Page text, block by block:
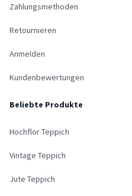
Zahlungsmethoden
Retournieren
Anmelden
Kundenbewertungen
Beliebte Produkte
Hochflor Teppich
Vintage Teppich
Jute Teppich